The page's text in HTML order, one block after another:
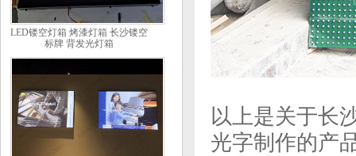
LED镂空灯箱 烤漆灯箱 长沙镂空
标牌 背发光灯箱
以上是关于长
光字制作的产